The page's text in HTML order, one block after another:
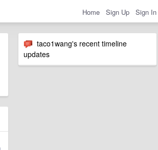
Home Sign Up Sign In
taco1wang's recent timeline
updates